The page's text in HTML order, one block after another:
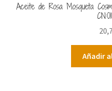
Aceite de Rosa Mosqueta
Añadir